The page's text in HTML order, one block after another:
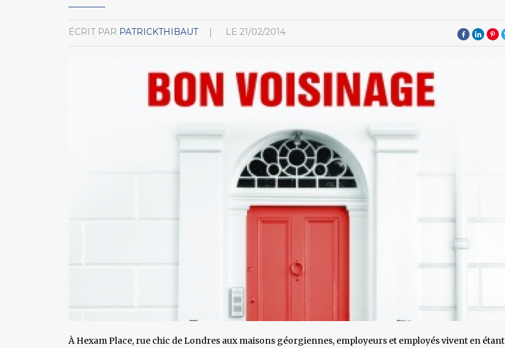
ÉCRIT PAR PATRICKTHIBAUT LE 21/02/2014
À Hexam Place, rue chic de Londres aux maisons géorgiennes, employeurs et employés vivent en étant